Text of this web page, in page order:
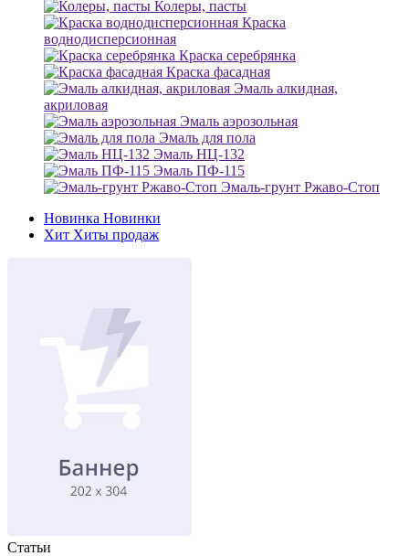
Колеры, пасты
Краска
воднодисперсионная
Краска серебрянка
Краска фасадная
Эмаль алкидная,
акриловая
Эмаль аэрозольная
Эмаль для пола
Эмаль НЦ-132
Эмаль ПФ-115
Эмаль-грунт Ржаво-Стоп
Новинка Новинки
Хит Хиты продаж
Статьи